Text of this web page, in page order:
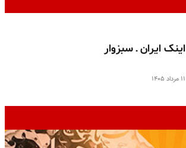
اینک ایران ـ سبزوار
۱۱ مرداد ۱۴۰۵